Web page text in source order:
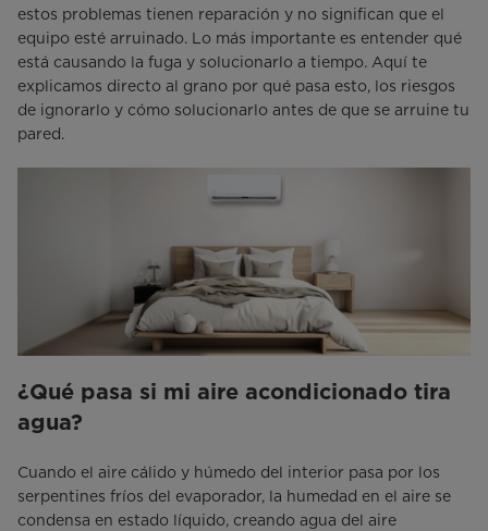
estos problemas tienen reparación y no significan que el
equipo esté arruinado. Lo más importante es entender qué
está causando la fuga y solucionarlo a tiempo. Aquí te
explicamos directo al grano por qué pasa esto, los riesgos
de ignorarlo y cómo solucionarlo antes de que se arruine tu
pared.
¿Qué pasa si mi aire acondicionado tira
agua?
Cuando el aire cálido y húmedo del interior pasa por los
serpentines fríos del evaporador, la humedad en el aire se
condensa en estado líquido, creando agua del aire